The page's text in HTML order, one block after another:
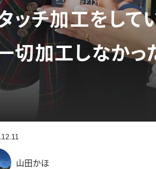
ッチ加工をして
切加工しなかっ
山田かほ